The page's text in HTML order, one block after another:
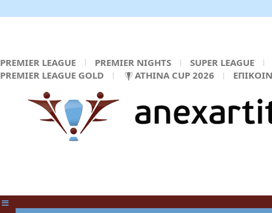
PREMIER LEAGUE PREMIER NIGHTS
SUPER LEAGUE
PREMIER LEAGUE GOLD
ATHINA CUP 2026